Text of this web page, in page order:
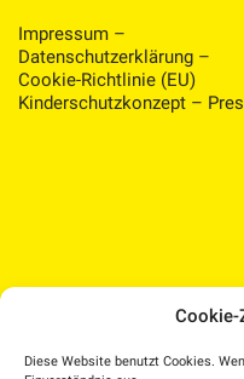
Cookie-
Diese Website benutzt Cookies.
Impressum –
Datenschutzerklärung –
Cookie-Richtlinie (EU)
Kinderschutzkonzept –